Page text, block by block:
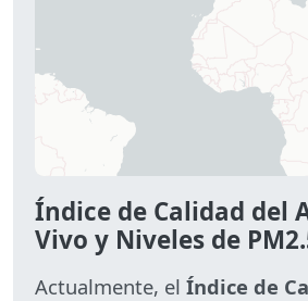
Índice de Calidad del
Vivo y Niveles de
Actualmente, el Índice de